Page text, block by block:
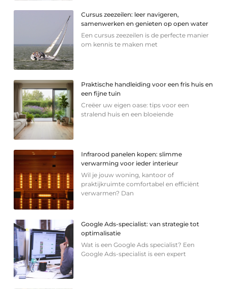
Cursus zeezeilen: leer navigeren,
samenwerken en genieten op open water
Een cursus zeezeilen is de perfecte manier
om kennis te maken met
Praktische handleiding voor een fris huis en
een fijne tuin
Creëer uw eigen oase: tips voor een
stralend huis en een bloeiende
Infrarood panelen kopen: slimme
verwarming voor ieder interieur
Wil je jouw woning, kantoor of
praktijkruimte comfortabel en efficiënt
verwarmen? Dan
Google Ads-specialist: van strategie tot
optimalisatie
Wat is een Google Ads specialist? Een
Google Ads-specialist is een expert